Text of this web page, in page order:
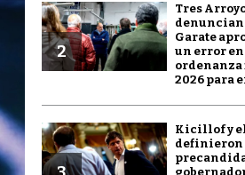
2
Tres
denuncian
Garate
un error en
ordenanza
2026 para
Kicillof y
definieron